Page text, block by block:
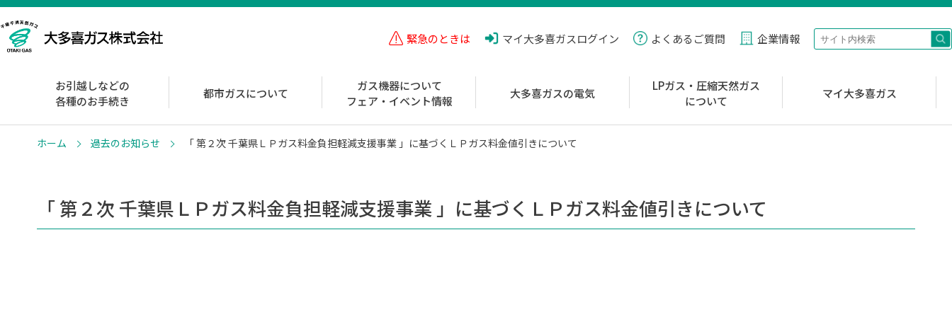
緊急のときは マイ大多喜ガスログイン よくあるご質問 企業情報
お引越しなどの
各種のお手続き
都市ガスについて
ガス機器について
フェア・イベント情報
大多喜ガスの電気
LPガス・圧縮天然ガス
について
マイ大多喜ガス
ホーム 過去のお知らせ 「 第２次 千葉県ＬＰガス料金負担軽減支援事業 」に基づくＬＰガス料金値引きについて
「 第２次 千葉県ＬＰガス料金負担軽減支援事業 」に基づくＬＰガス料金値引きについて